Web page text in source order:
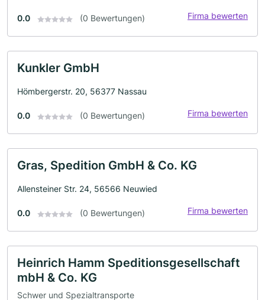
0.0 (0 Bewertungen) Firma bewerten
Kunkler GmbH
Hömbergerstr. 20, 56377 Nassau
0.0 (0 Bewertungen) Firma bewerten
Gras, Spedition GmbH & Co. KG
Allensteiner Str. 24, 56566 Neuwied
0.0 (0 Bewertungen) Firma bewerten
Heinrich Hamm Speditionsgesellschaft
mbH & Co. KG
Schwer und Spezialtransporte